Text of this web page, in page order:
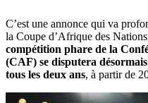
‎C’est une annonce qui va
la Coupe d’Afrique des
compétition phare de la
(CAF) se disputera
tous les deux ans, à partir de